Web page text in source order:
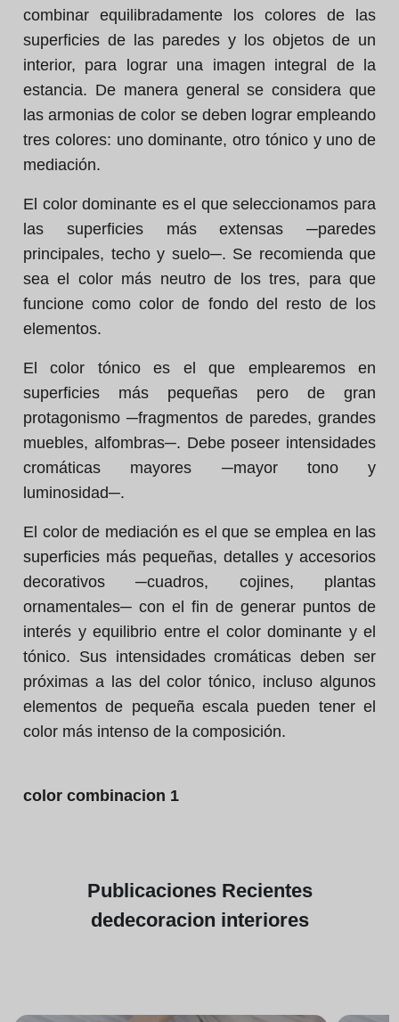
combinar equilibradamente los colores de las
superficies de las paredes y los objetos de un
interior, para lograr una imagen integral de la
estancia. De manera general se considera que
las armonias de color se deben lograr empleando
tres colores: uno dominante, otro tónico y uno de
mediación.
El color dominante es el que seleccionamos para
las superficies más extensas ─paredes
principales, techo y suelo─. Se recomienda que
sea el color más neutro de los tres, para que
funcione como color de fondo del resto de los
elementos.
El color tónico es el que emplearemos en
superficies más pequeñas pero de gran
protagonismo ─fragmentos de paredes, grandes
muebles, alfombras─. Debe poseer intensidades
cromáticas mayores ─mayor tono y
luminosidad─.
El color de mediación es el que se emplea en las
superficies más pequeñas, detalles y accesorios
decorativos ─cuadros, cojines, plantas
ornamentales─ con el fin de generar puntos de
interés y equilibrio entre el color dominante y el
tónico. Sus intensidades cromáticas deben ser
próximas a las del color tónico, incluso algunos
elementos de pequeña escala pueden tener el
color más intenso de la composición.
color combinacion 1
Publicaciones Recientes
dedecoracion interiores